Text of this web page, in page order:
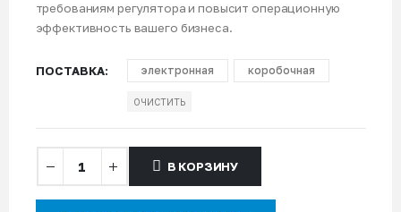
требованиям регулятора и повысит операционную
эффективность вашего бизнеса.
ПОСТАВКА электронная коробочная
ОЧИСТИТЬ
В КОРЗИНУ